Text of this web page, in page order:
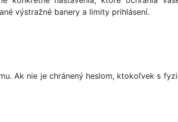
výstražné banery a limity prihlásení.
Ak nie je chránený heslom, ktokoľvek s